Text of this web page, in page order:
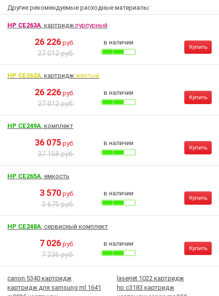
Другие рекомендуемые расходные материалы:
HP CE263A , картридж пурпурный
26 226 руб.
27 012 руб.
в наличии
Купить
HP CE262A , картридж желтый
26 226 руб.
27 012 руб.
в наличии
Купить
HP CE249A , комплект
36 075 руб.
37 158 руб.
в наличии
Купить
HP CE265A , емкость
3 570 руб.
3 675 руб.
в наличии
Купить
HP CE248A , сервисный комплект
7 026 руб.
7 236 руб.
в наличии
Купить
canon 5340 картридж
laserjet 1022 картридж
картридж для samsung ml 1641
hp c3183 картридж